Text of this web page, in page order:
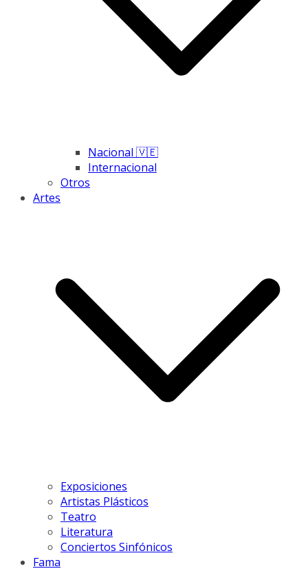
Nacional 🇻🇪
Internacional
Otros
Artes
Exposiciones
Artistas Plásticos
Teatro
Literatura
Conciertos Sinfónicos
Fama